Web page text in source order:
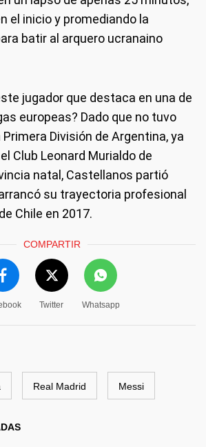
el inicio y promediando la
batir al arquero ucranaino
jugador que destaca en una de
europeas? Dado que no tuvo
División de Argentina, ya
Club Leonard Murialdo de
natal, Castellanos partió
su trayectoria profesional
Chile en 2017.
COMPARTIR
Twitter Whatsapp
Real Madrid Messi